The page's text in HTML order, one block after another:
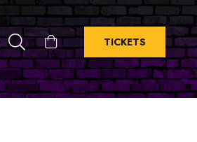
TICKETS